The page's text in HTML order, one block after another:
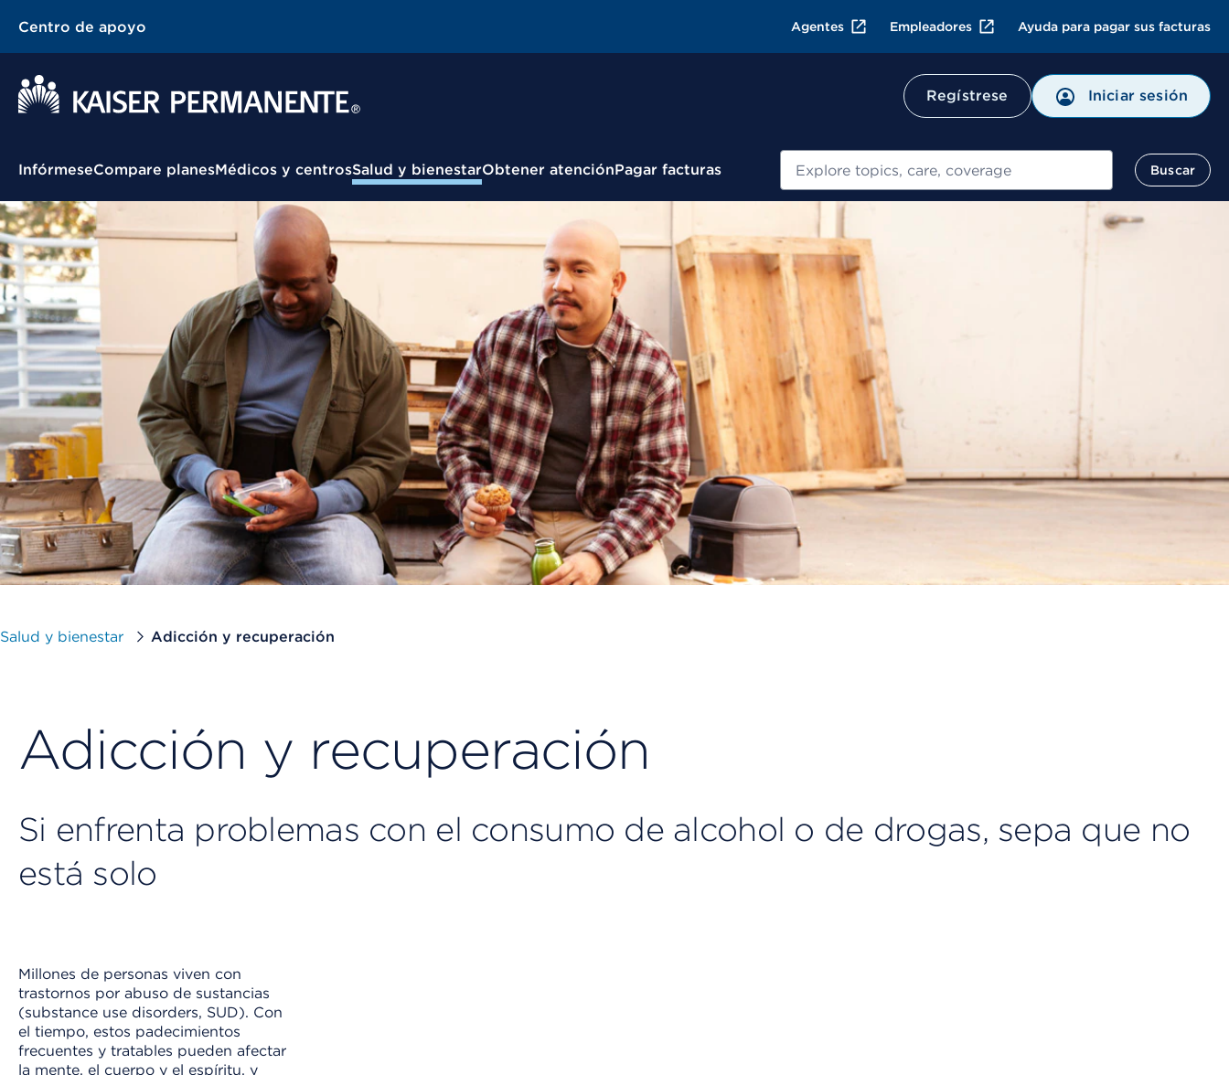
Centro de apoyo Agentes Empleadores Ayuda para pagar sus facturas
Regístrese Iniciar sesión
Menú contextual
InfórmeseCompare planesMédicos y centrosSalud y bienestarObtener atenciónPagar facturas Buscar
Salud y bienestar Adicción y recuperación
Adicción y recuperación
Si enfrenta problemas con el consumo de alcohol o de drogas, sepa que no
está solo
Millones de personas viven con
trastornos por abuso de sustancias
(substance use disorders, SUD). Con
el tiempo, estos padecimientos
frecuentes y tratables pueden afectar
la mente, el cuerpo y el espíritu, y